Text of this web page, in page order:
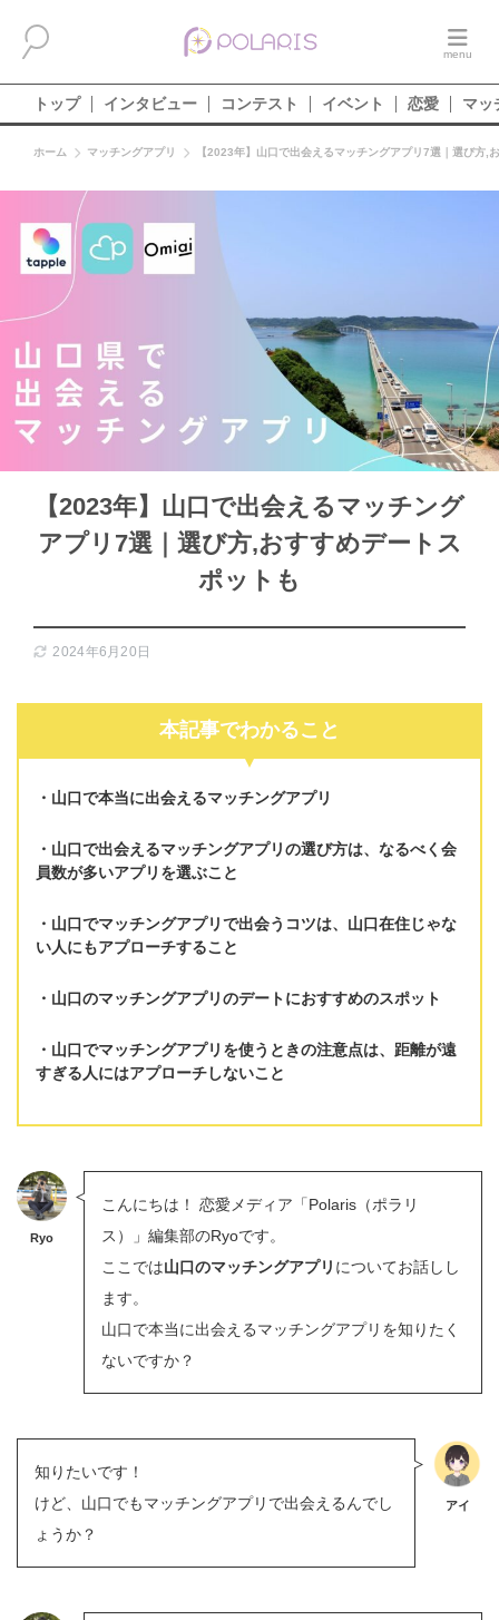
トップ インタビュー コンテスト イベント 恋愛 マッ
ホーム マッチングアプリ 【2023年】山口で出会えるマッチングアプリ7選｜選び方,
【2023年】山口で出会えるマッチング
アプリ7選｜選び方,おすすめデートス
ポットも
2024年6月20日
本記事でわかること
山口で本当に出会えるマッチングアプリ
山口で出会えるマッチングアプリの選び方は、 なるべく会
員数が多いアプリを選ぶこと
山口でマッチングアプリで出会うコツは、 山口在住じゃな
い人にもアプローチすること
山口のマッチングアプリのデートにおすすめのスポット
山口でマッチングアプリを使うときの注意点は、 距離が遠
すぎる人にはアプローチしないこと
Ryo
こんにちは！ 恋愛メディア「Polaris（ポラリ
ス）」編集部のRyoです。
ここでは山口のマッチングアプリ についてお話しし
ます。
山口で本当に出会えるマッチングアプリを知りたく
ないですか？
知りたいです！
けど、山口でもマッチングアプリで出会えるんでし
ょうか？
アイ